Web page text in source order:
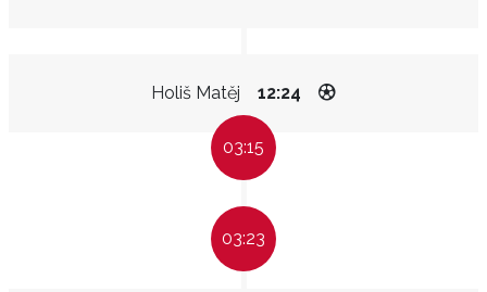
Holiš Matěj 12:24
03:15
03:23